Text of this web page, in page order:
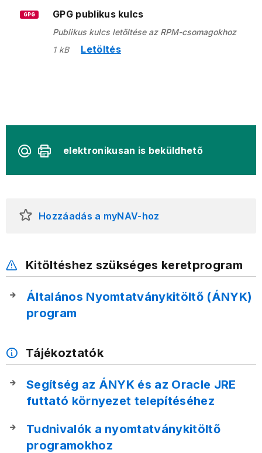
GPG GPG publikus kulcs
Publikus kulcs letöltése az RPM-csomagokhoz
1 kB
Letöltés
elektronikusan is beküldhető
Hozzáadás a myNAV-hoz
Kitöltéshez szükséges keretprogram
Általános Nyomtatványkitöltő (ÁNYK)
program
Tájékoztatók
Segítség az ÁNYK és az Oracle JRE
futtató környezet telepítéséhez
Tudnivalók a nyomtatványkitöltő
programokhoz